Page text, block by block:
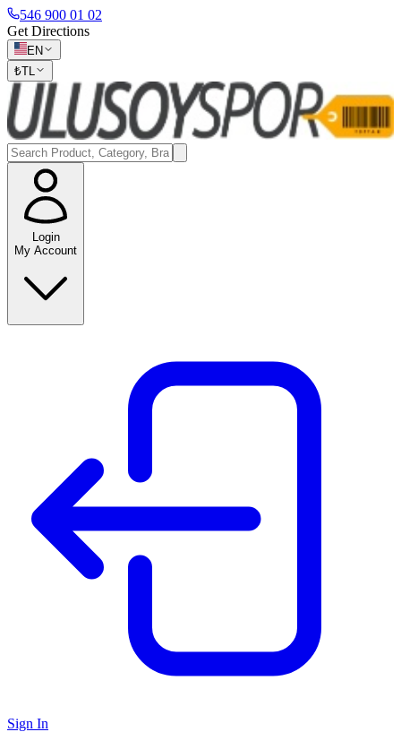
546 900 01 02
Get Directions
EN
₺TL
Login
My Account
Sign In